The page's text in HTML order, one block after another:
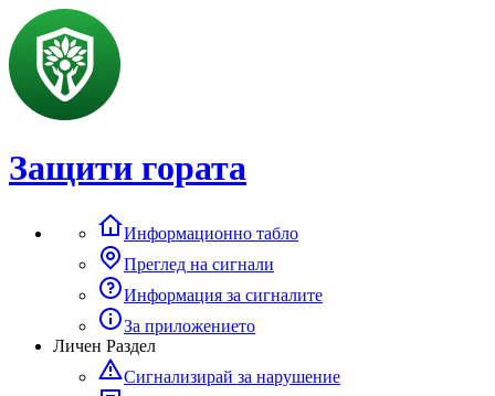
Защити гората
Информационно табло
Преглед на сигнали
Информация за сигналите
За приложението
Личен Раздел
Сигнализирай за нарушение